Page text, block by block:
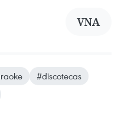
VNA
#discotecas